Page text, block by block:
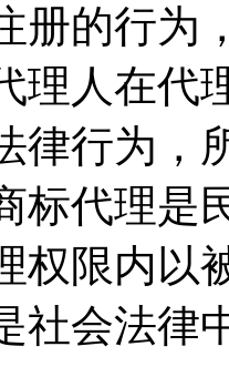
册的行为
理人在代
律行为，
标代理是
权限内以
社会法律